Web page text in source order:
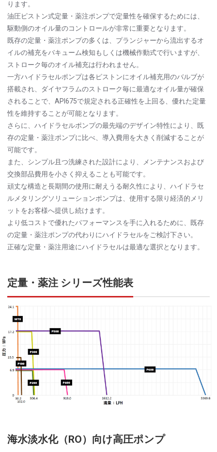
ります。
油圧ピストン式定量・薬注ポンプで定量性を確保するためには、
駆動側のオイル量のコントロールが非常に重要となります。
既存の定量・薬注ポンプの多くは、プランジャーから流出するオ
イルの補充をバキューム検知もしくは機械作動式で行いますが、
ストローク毎のオイル補充は行われません。
一方ハイドラセルポンプは各ピストンにオイル補充用のバルブが
搭載され、ダイヤフラムのストローク毎に最適なオイル量が確保
されることで、API675で規定される正確性を上回る、優れた定量
性を維持することが可能となります。
さらに、ハイドラセルポンプの最先端のデザイン特性により、既
存の定量・薬注ポンプに比べ、導入費用を大きく削減することが
可能です。
また、シンプル且つ洗練された設計により、メンテナンスおよび
交換部品費用を小さく抑えることも可能です。
頑丈な構造と長期間の使用に耐えうる耐久性により、ハイドラセ
ルメタリングソリューションポンプは、使用する限り経済的メリ
ットをお客様へ提供し続けます。
より低コストで優れたパフォーマンスを手に入れるために、既存
の定量・薬注ポンプの代わりにハイドラセルをご検討下さい。
正確な定量・薬注用途にハイドラセルは最適な選択となります。
定量・薬注 シリーズ性能表
海水淡水化（RO）向け高圧ポンプ